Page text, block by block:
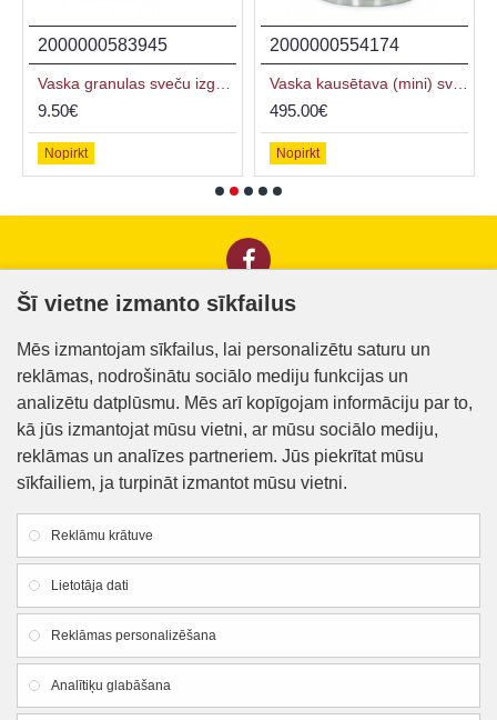
2000000583945
9.50€
Nopirkt
2000000554174
495.00€
Nopirkt
Informācija klientiem
Kontakti
Piegāde un apmaksa
Preču iegādes nosacījumi
Atteikuma veidlapa
Firmas rekvizīti
SIA "Lauku apgāds un meliorācija"
Reg. Nr.:44103005426
Šī vietne izmanto sīkfailus
Mēs izmantojam sīkfailus, lai personalizētu saturu un
reklāmas, nodrošinātu sociālo mediju funkcijas un
analizētu datplūsmu. Mēs arī kopīgojam informāciju par to,
kā jūs izmantojat mūsu vietni, ar mūsu sociālo mediju,
reklāmas un analīzes partneriem. Jūs piekrītat mūsu
sīkfailiem, ja turpināt izmantot mūsu vietni.
Reklāmu krātuve
Lietotāja dati
Reklāmas personalizēšana
Analītiķu glabāšana